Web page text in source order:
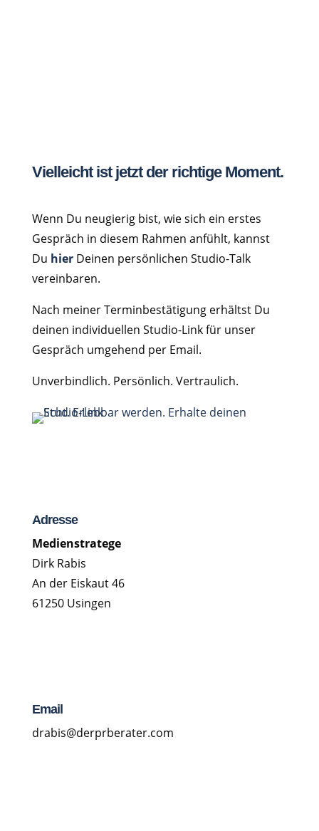
Vielleicht ist jetzt der richtige Moment.
Wenn Du neugierig bist, wie sich ein erstes
Gespräch in diesem Rahmen anfühlt, kannst
Du hierDeinen persönlichen Studio-Talk
vereinbaren.
Nach meiner Terminbestätigung erhältst Du
deinen individuellen Studio-Link für unser
Gespräch umgehend per Email.
Unverbindlich. Persönlich. Vertraulich.
Adresse
Medienstratege
Dirk Rabis
An der Eiskaut 46
61250 Usingen
Email
drabis@derprberater.com